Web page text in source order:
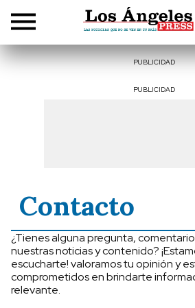
PUBLICIDAD
PUBLICIDAD
Contacto
¿Tienes alguna pregunta,
nuestras noticias y contenido?
escucharte! valoramos tu opinión y
comprometidos en brindarte
relevante.